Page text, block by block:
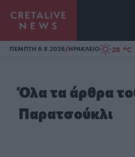
Homepage
ΠΕΜΠΤΗ 6.8.2026/ΗΡΑΚΛΕΙΟ 28 °C
Όλα τα άρθρα
Παρατσούκλι